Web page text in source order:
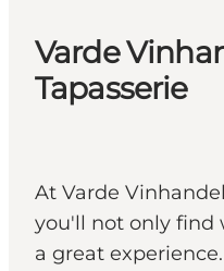
Varde
Tapasserie
At Varde
you'll not only find
a great